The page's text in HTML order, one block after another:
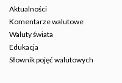
Aktualności
Komentarze walutowe
Waluty świata
Edukacja
Słownik pojęć walutowych